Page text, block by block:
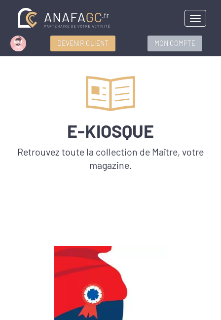
Menu
DEVENIR CLIENT MON COMPTE
E-KIOSQUE
Retrouvez toute la collection de Maître, votre
magazine.